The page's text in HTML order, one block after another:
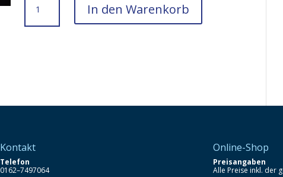
mit
Sanddorn
In den Warenkorb
Kontakt
Telefon
0162–7497064
Online-Shop
Preisangaben
Alle Preise inkl. der